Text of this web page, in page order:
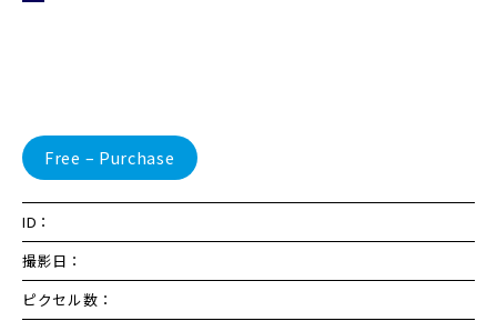
Free – Purchase
ID：
撮影日：
ピクセル数：